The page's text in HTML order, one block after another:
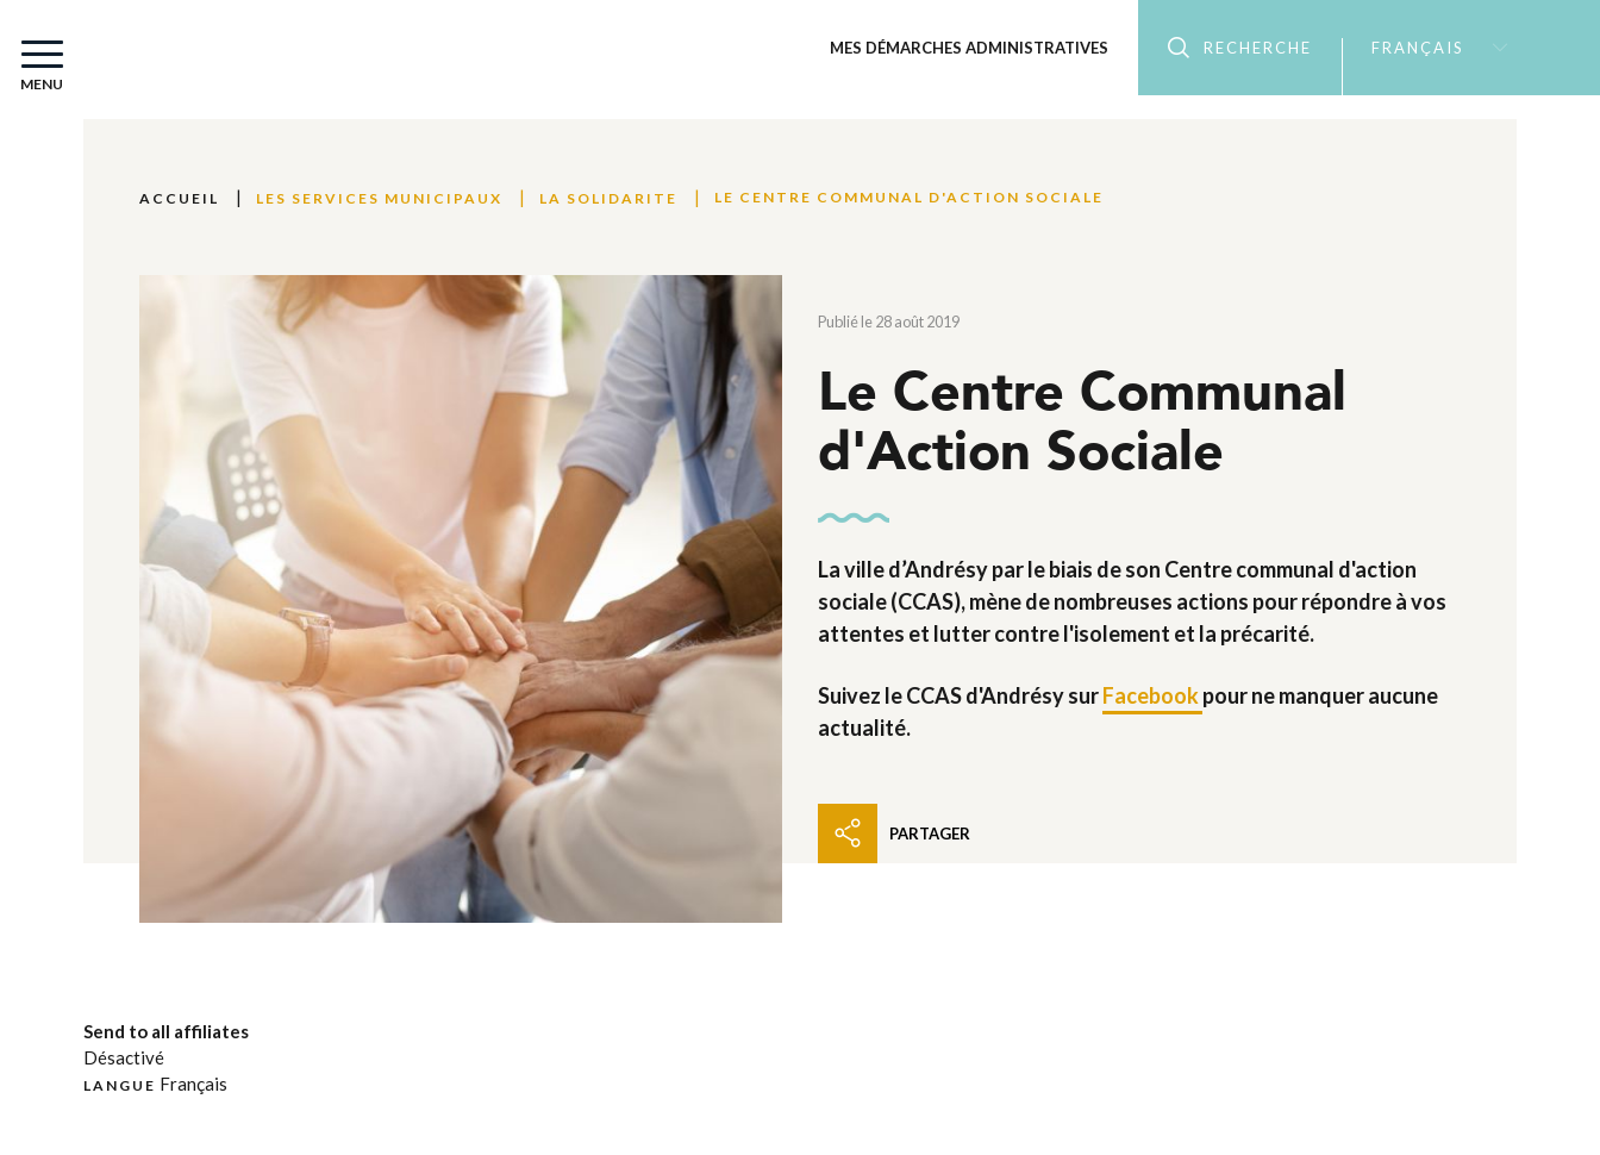
MENU
MES DÉMARCHES ADMINISTRATIVES RECHERCHE FRANÇAIS
ACCUEIL LES SERVICES MUNICIPAUX LA SOLIDARITE LE CENTRE COMMUNAL D'ACTION SOCIALE
Publié le 28 août 2019
Le Centre Communal
d'Action Sociale
La ville d’Andrésy par le biais de son Centre communal d'action
sociale (CCAS), mène de nombreuses actions pour répondre à vos
attentes et lutter contre l'isolement et la précarité.
Suivez le CCAS d'Andrésy surFacebookpour ne manquer aucune
actualité.
PARTAGER
Send to all affiliates
Désactivé
LANGUE Français